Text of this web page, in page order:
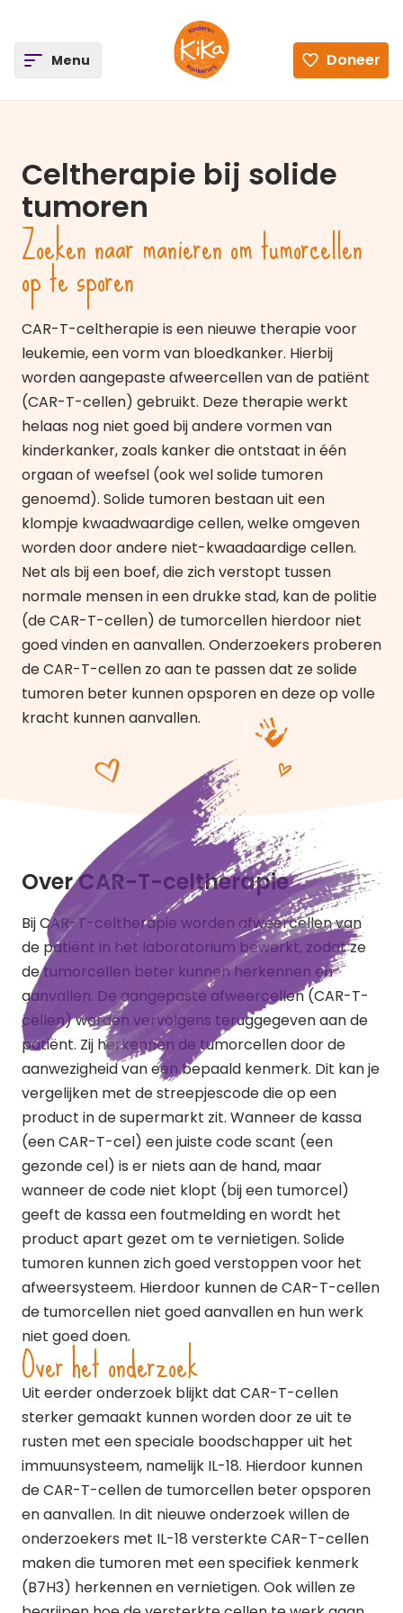
Open
Menu Doneer
Celtherapie bij solide
tumoren
Zoeken naar manieren om tumorcellen
op te sporen
CAR-T-celtherapie is een nieuwe therapie voor
leukemie, een vorm van bloedkanker. Hierbij
worden aangepaste afweercellen van de patiënt
(CAR-T-cellen) gebruikt. Deze therapie werkt
helaas nog niet goed bij andere vormen van
kinderkanker, zoals kanker die ontstaat in één
orgaan of weefsel (ook wel solide tumoren
genoemd). Solide tumoren bestaan uit een
klompje kwaadwaardige cellen, welke omgeven
worden door andere niet-kwaadaardige cellen.
Net als bij een boef, die zich verstopt tussen
normale mensen in een drukke stad, kan de politie
(de CAR-T-cellen) de tumorcellen hierdoor niet
goed vinden en aanvallen. Onderzoekers proberen
de CAR-T-cellen zo aan te passen dat ze solide
tumoren beter kunnen opsporen en deze op volle
kracht kunnen aanvallen.
Over CAR-T-celtherapie
Bij CAR-T-celtherapie worden afweercellen van
de patiënt in het laboratorium bewerkt, zodat ze
de tumorcellen beter kunnen herkennen en
aanvallen. De aangepaste afweercellen (CAR-T-
cellen) worden vervolgens teruggegeven aan de
patiënt. Zij herkennen de tumorcellen door de
aanwezigheid van een bepaald kenmerk. Dit kan je
vergelijken met de streepjescode die op een
product in de supermarkt zit. Wanneer de kassa
(een CAR-T-cel) een juiste code scant (een
gezonde cel) is er niets aan de hand, maar
wanneer de code niet klopt (bij een tumorcel)
geeft de kassa een foutmelding en wordt het
product apart gezet om te vernietigen. Solide
tumoren kunnen zich goed verstoppen voor het
afweersysteem. Hierdoor kunnen de CAR-T-cellen
de tumorcellen niet goed aanvallen en hun werk
niet goed doen.
Over het onderzoek
Uit eerder onderzoek blijkt dat CAR-T-cellen
sterker gemaakt kunnen worden door ze uit te
rusten met een speciale boodschapper uit het
immuunsysteem, namelijk IL-18. Hierdoor kunnen
de CAR-T-cellen de tumorcellen beter opsporen
en aanvallen. In dit nieuwe onderzoek willen de
onderzoekers met IL-18 versterkte CAR-T-cellen
maken die tumoren met een specifiek kenmerk
(B7H3) herkennen en vernietigen. Ook willen ze